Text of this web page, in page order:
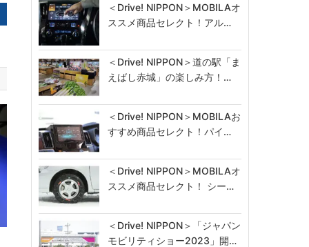
＜Drive! NIPPON＞MOBILAオ
ススメ商品セレクト！アル…
＜Drive! NIPPON＞道の駅「ま
えばし赤城」の楽しみ方！…
＜Drive! NIPPON＞MOBILAお
すすめ商品セレクト！パイ…
＜Drive! NIPPON＞MOBILAオ
ススメ商品セレクト！ シー…
＜Drive! NIPPON＞「ジャパン
モビリティショー2023」開…